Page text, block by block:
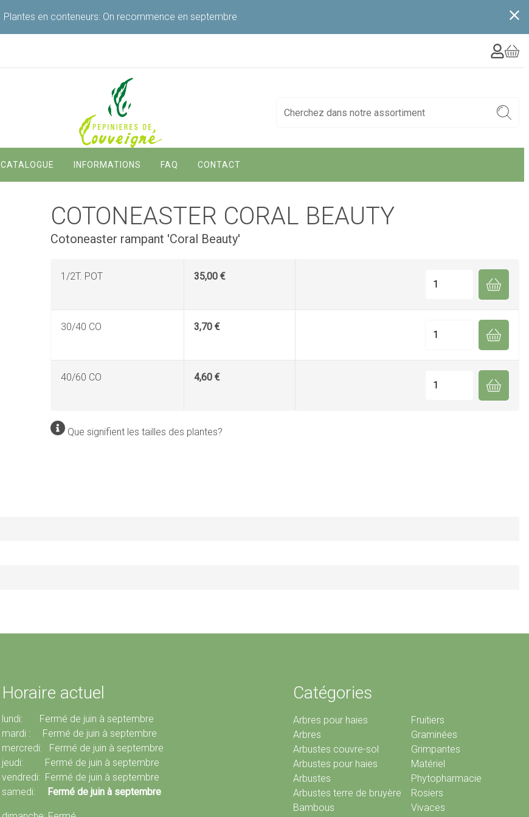
Plantes en conteneurs: On recommence en septembre
Navigation
principale
CATALOGUE INFORMATIONS FAQ CONTACT
COTONEASTER CORAL BEAUTY
Cotoneaster rampant 'Coral Beauty'
1/2T. POT 35,00 €
30/40 CO 3,70 €
40/60 CO 4,60 €
Que signifient les tailles des plantes?
Horaire actuel
lundi: Fermé de juin à septembre
mardi : Fermé de juin à septembre
mercredi: Fermé de juin à septembre
jeudi: Fermé de juin à septembre
vendredi: Fermé de juin à septembre
samedi:
Fermé de juin à septembre
Catégories
Arbres pour haies
Arbres
Arbustes couvre-sol
Arbustes pour haies
Arbustes
Arbustes terre de bruyère
Bambous
Fruitiers
Graminées
Grimpantes
Matériel
Phytopharmacie
Rosiers
Vivaces